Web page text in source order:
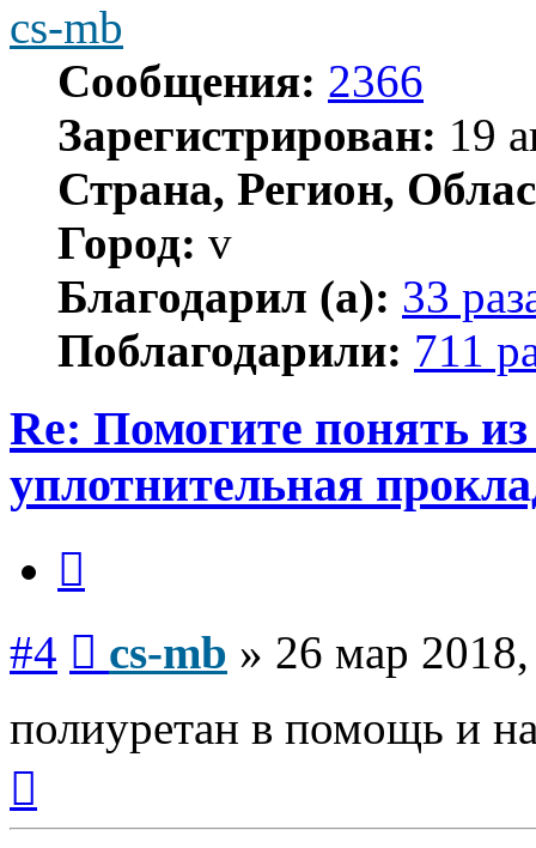
cs-mb
Сообщения: 2366
Зарегистрирован: 19
Страна, Регион,
Город: v
Благодарил (а): 33
Поблагодарили: 711
Re: Помогите понять из
уплотнительная
#4 cs-mb » 26 мар
полиуретан в помощь и
началу